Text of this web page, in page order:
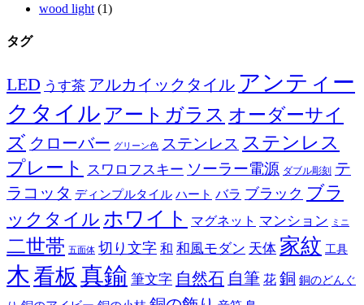
wood light (1)
タグ
LED うす茶 アルカイックタイル アンティー
クタイル アートガラス オーダーサイ
ズ クローバー グリーン色 ステンレス ステンレス
プレート スワロフスキー ソーラー電源 ダブル彫刻 テ
ラコッタ ディンプルタイル ハート バラ ブラック ブラ
ックタイル ホワイト マグネット マンション ミニ
二世帯 五面体 切り文字 和 和風モダン 天体 家紋 工具
木看板 真鍮 筆文字 自然石 自筆 花 銅 銅のどんぐ